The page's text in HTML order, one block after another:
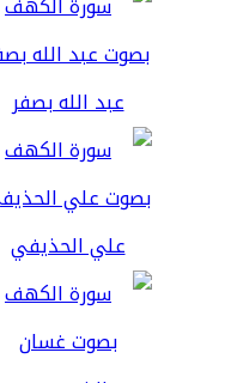
عبد الله بصفر
علي الحذيفي